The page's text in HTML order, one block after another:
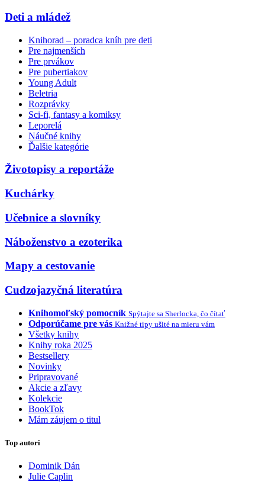
Deti a mládež
Knihorad – poradca kníh pre deti
Pre najmenších
Pre prvákov
Pre pubertiakov
Young Adult
Beletria
Rozprávky
Sci-fi, fantasy a komiksy
Leporelá
Náučné knihy
Ďalšie kategórie
Životopisy a reportáže
Kuchárky
Učebnice a slovníky
Náboženstvo a ezoterika
Mapy a cestovanie
Cudzojazyčná literatúra
Knihomoľský pomocník Spýtajte sa Sherlocka, čo čítať
Odporúčame pre vás Knižné tipy ušité na mieru vám
Všetky knihy
Knihy roka 2025
Bestsellery
Novinky
Pripravované
Akcie a zľavy
Kolekcie
BookTok
Mám záujem o titul
Top autori
Dominik Dán
Julie Caplin